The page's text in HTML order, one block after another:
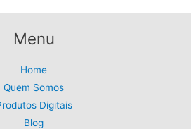
Menu
Home
Quem Somos
Digitais
Blog